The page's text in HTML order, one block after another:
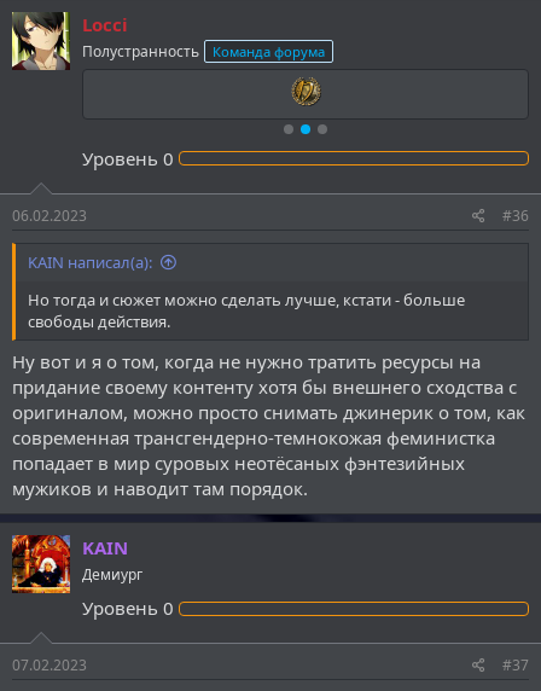
Locci
Полустранность Команда форума
Уровень 0
06.02.2023 #36
KAIN написал(а):
Но тогда и сюжет можно сделать лучше, кстати - больше
свободы действия.
Ну вот и я о том, когда не нужно тратить ресурсы на
придание своему контенту хотя бы внешнего сходства с
оригиналом, можно просто снимать джинерик о том, как
современная трансгендерно-темнокожая феминистка
попадает в мир суровых неотёсаных фэнтезийных
мужиков и наводит там порядок.
KAIN
Демиург
Уровень 0
07.02.2023 #37